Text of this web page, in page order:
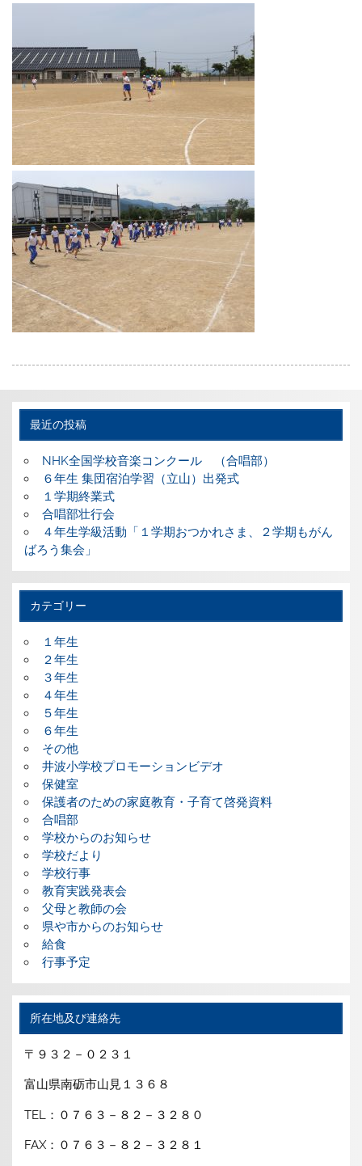
最近の投稿
NHK全国学校音楽コンクール （合唱部）
６年生 集団宿泊学習（立山）出発式
１学期終業式
合唱部壮行会
４年生学級活動「１学期おつかれさま、２学期もがん
ばろう集会」
カテゴリー
１年生
２年生
３年生
４年生
５年生
６年生
その他
井波小学校プロモーションビデオ
保健室
保護者のための家庭教育・子育て啓発資料
合唱部
学校からのお知らせ
学校だより
学校行事
教育実践発表会
父母と教師の会
県や市からのお知らせ
給食
行事予定
所在地及び連絡先
〒９３２－０２３１
富山県南砺市山見１３６８
TEL：０７６３－８２－３２８０
FAX：０７６３－８２－３２８１